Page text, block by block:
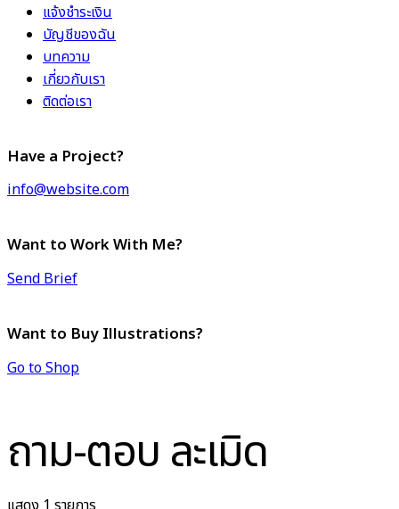
แจ้งชำระเงิน
บัญชีของฉัน
บทความ
เกี่ยวกับเรา
ติดต่อเรา
Have a Project?
info@website.com
Want to Work With Me?
Send Brief
Want to Buy Illustrations?
Go to Shop
ถาม-ตอบ ละเมิด